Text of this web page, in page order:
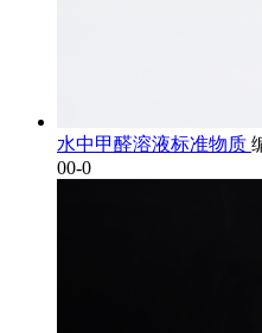
水中甲醛溶液标准物质
00-0